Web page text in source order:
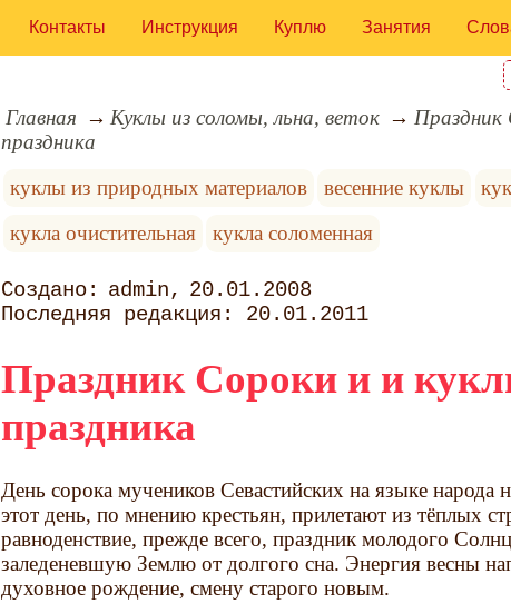
Контакты Инструкция Куплю Занятия
Главная Куклы из соломы, льна, веток
Праздник
праздника
куклы из природных материалов
весенние куклы
кукла очистительная
кукла соломенная
admin
20.01.2008
20.01.2011
Праздник Сороки и и
праздника
День сорока мучеников Севастийских на языке народа
этот день, по мнению крестьян, прилетают из тёплых
равноденствие, прежде всего, праздник молодого
заледеневшую Землю от долгого сна. Энергия весны
духовное рождение, смену старого новым.